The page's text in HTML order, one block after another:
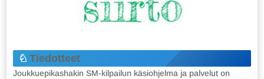
Tiedotteet
Joukkuepikashakin SM-kilpailun käsiohjelma ja palvelut on